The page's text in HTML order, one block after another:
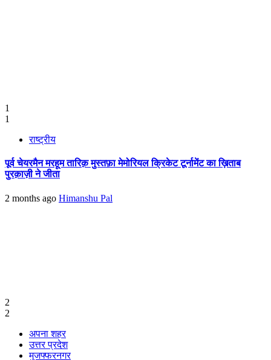
1
1
राष्ट्रीय
पूर्व चेयरमैन मरहूम तारिक़ मुस्तफ़ा मेमोरियल क्रिकेट टूर्नामेंट का ख़िताब
पुरक़ाज़ी ने जीता
2 months ago Himanshu Pal
2
2
अपना शहर
उत्तर प्रदेश
मुजफ्फरनगर